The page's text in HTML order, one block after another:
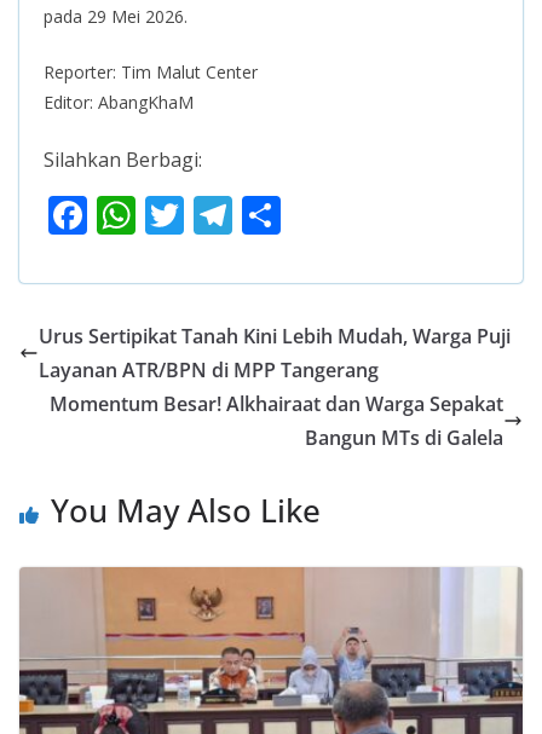
pada 29 Mei 2026.
Reporter: Tim Malut Center
Editor: AbangKhaM
Silahkan Berbagi:
F
e
b
o
o
W
at
s
A
p
T
itt
er
T
e
gr
a
m
ar
e
Urus Sertipikat Tanah Kini Lebih Mudah, Warga Puji
Layanan ATR/BPN di MPP Tangerang
Momentum Besar! Alkhairaat dan Warga Sepakat
Bangun MTs di Galela
You May Also Like